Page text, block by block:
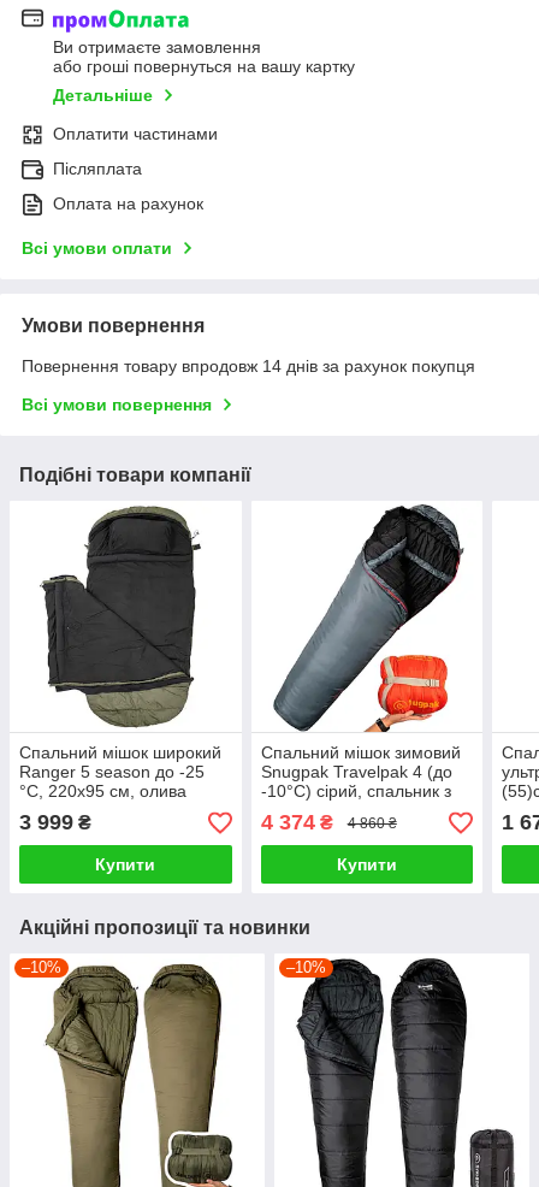
Ви отримаєте замовлення
або гроші повернуться на вашу картку
Детальніше
Оплатити частинами
Післяплата
Оплата на рахунок
Всі умови оплати
Умови повернення
Повернення товару впродовж 14 днів за рахунок покупця
Всі умови повернення
Подібні товари компанії
Спальний мішок широкий
Ranger 5 season до -25
°C, 220х95 см, олива
3 999 ₴
Купити
Спальний мішок зимовий
Snugpak Travelpak 4 (до
-10°С) сірий, спальник з
москітною сіткою
4 374₴ 4 860 ₴
Купити
1
Акційні пропозиції та новинки
–10% –10%